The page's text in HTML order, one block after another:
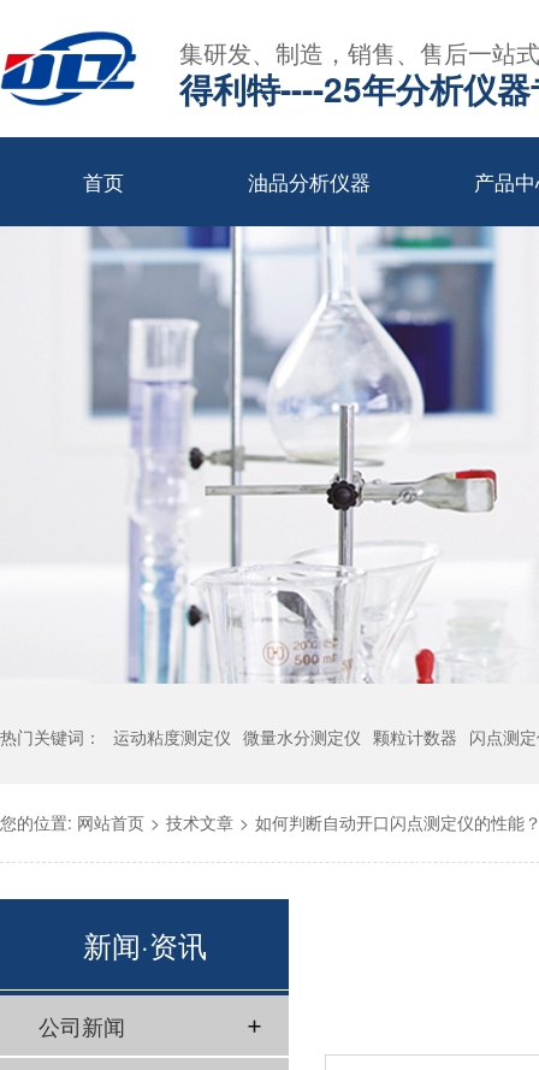
集研发、制造，销售、售后一站
得利特----25年分析仪
首页 油品分析仪器 产品
热门关键词： 运动粘度测定仪 微量水分测定仪 颗粒计数器 闪点测
您的位置: 网站首页 > 技术文章 > 如何判断自动开口闪点测定仪的性能
新闻·资讯
公司新闻